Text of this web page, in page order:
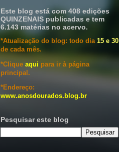
Este blog está com 408 edições
QUINZENAIS publicadas e tem
6.143 matérias no acervo.
*Atualização do blog: todo dia 15 e 30
de cada mês.
*Clique aqui para ir à página
principal.
*Endereço:
www.anosdourados.blog.br
Pesquisar este blog